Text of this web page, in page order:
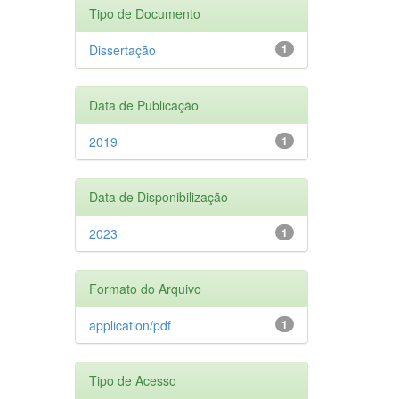
Tipo de Documento
1
Dissertação
Data de Publicação
1
2019
Data de Disponibilização
1
2023
Formato do Arquivo
1
application/pdf
Tipo de Acesso